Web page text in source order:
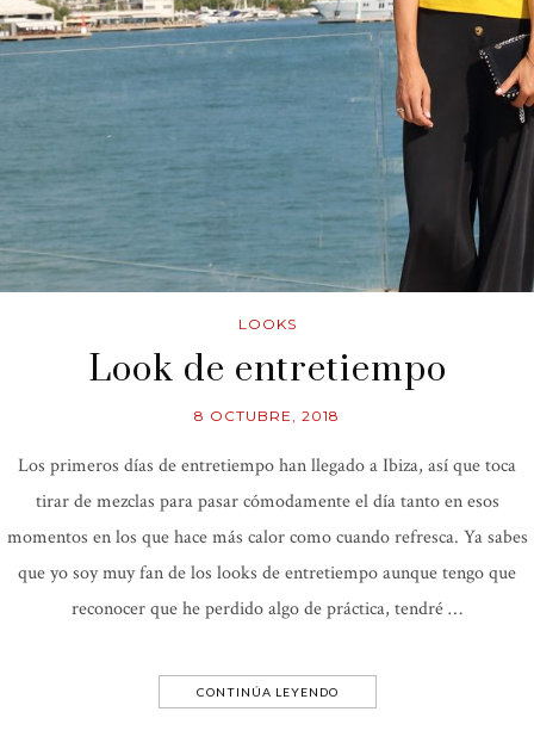
LOOKS
Look de entretiempo
8 OCTUBRE, 2018
Los primeros días de entretiempo han llegado a Ibiza, así que toca
tirar de mezclas para pasar cómodamente el día tanto en esos
momentos en los que hace más calor como cuando refresca. Ya sabes
que yo soy muy fan de los looks de entretiempo aunque tengo que
reconocer que he perdido algo de práctica, tendré …
CONTINÚA LEYENDO